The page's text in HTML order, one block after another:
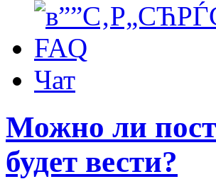
FAQ
Чат
Можно ли
будет вести?